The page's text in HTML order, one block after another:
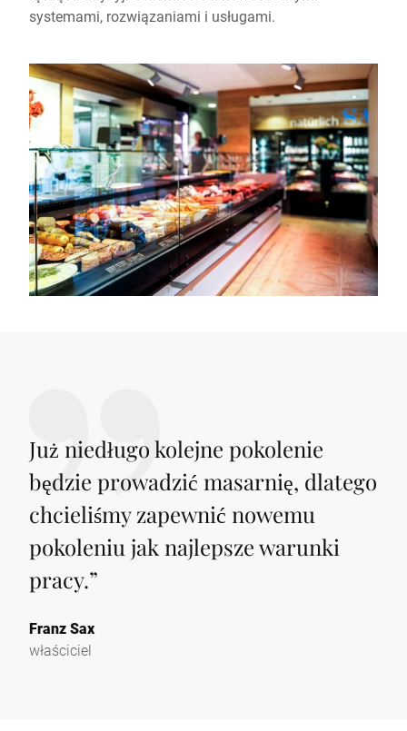
systemami, rozwiązaniami i usługami.
Już niedługo kolejne pokolenie
będzie prowadzić masarnię, dlatego
chcieliśmy zapewnić nowemu
pokoleniu jak najlepsze warunki
pracy.”
Franz Sax
właściciel